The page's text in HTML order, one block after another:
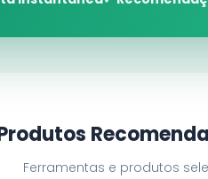
Ferramentas e produtos